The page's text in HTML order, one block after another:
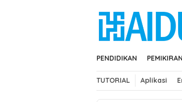
PENDIDIKAN PEMIKIRAN
TUTORIAL Aplikasi